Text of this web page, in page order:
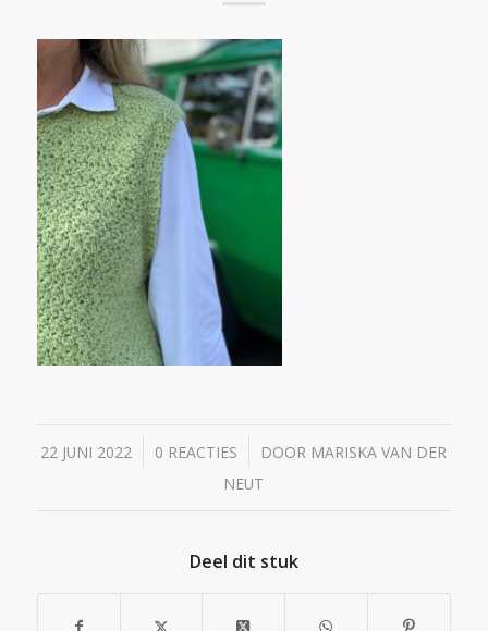
22 JUNI 2022
/ 0 REACTIES
/ DOOR MARISKA VAN DER
NEUT
Deel dit stuk